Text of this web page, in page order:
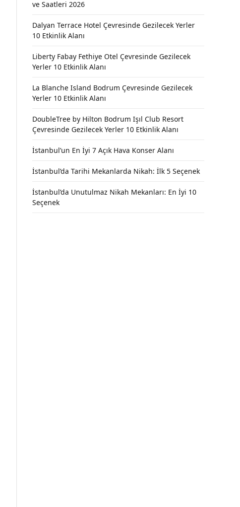
ve Saatleri 2026
Dalyan Terrace Hotel Çevresinde Gezilecek Yerler
10 Etkinlik Alanı
Liberty Fabay Fethiye Otel Çevresinde Gezilecek
Yerler 10 Etkinlik Alanı
La Blanche Island Bodrum Çevresinde Gezilecek
Yerler 10 Etkinlik Alanı
DoubleTree by Hilton Bodrum Işıl Club Resort
Çevresinde Gezilecek Yerler 10 Etkinlik Alanı
İstanbul’un En İyi 7 Açık Hava Konser Alanı
İstanbul’da Tarihi Mekanlarda Nikah: İlk 5 Seçenek
İstanbul’da Unutulmaz Nikah Mekanları: En İyi 10
Seçenek